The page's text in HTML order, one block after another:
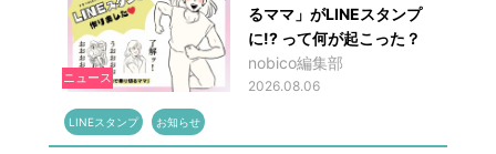
ニュース
るママ」がLINEスタンプ
に!? って何が起こった？
nobico編集部
2026.08.06
LINEスタンプ お知らせ